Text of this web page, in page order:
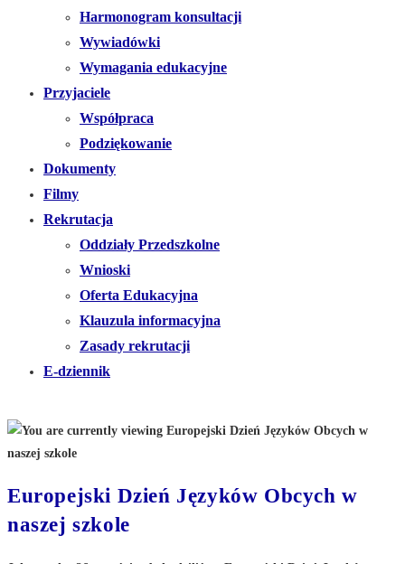
Harmonogram konsultacji
Wywiadówki
Wymagania edukacyjne
Przyjaciele
Współpraca
Podziękowanie
Dokumenty
Filmy
Rekrutacja
Oddziały Przedszkolne
Wnioski
Oferta Edukacyjna
Klauzula informacyjna
Zasady rekrutacji
E-dziennik
Europejski Dzień Języków Obcych w
naszej szkole